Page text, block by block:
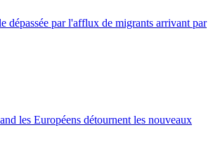
dépassée par l'afflux de migrants arrivant par
les Européens détournent les nouveaux